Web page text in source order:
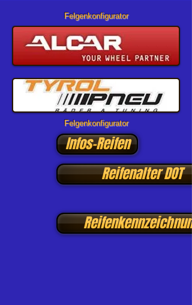
Felgenkonfigurator
Felgenkonfigurator
Infos-Reifen
Reifenalter DOT
Reifenkennzeichnung